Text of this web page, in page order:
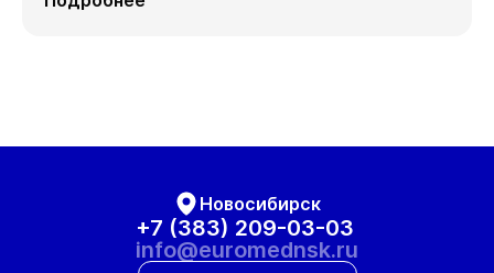
Новосибирск
+7 (383) 209-03-03
info@euromednsk.ru